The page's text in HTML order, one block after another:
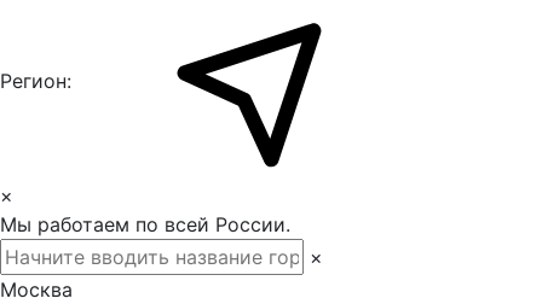
Регион:
×
Мы работаем по всей России.
×
Москва